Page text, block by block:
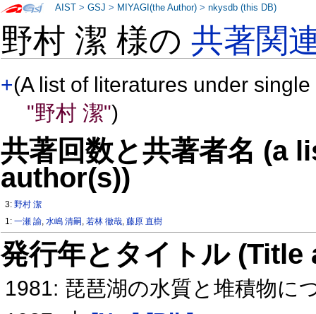
野村 潔 様の共著関
+(A list of literatures under
"野村 潔")
共著回数と共著者名 (a
author(s))
3:野村 潔
1:一瀬 諭,水嶋 清嗣 ,若林 徹哉,藤原 直樹
発行年とタイトル
1981: 琵琶湖の水質と堆積物に
AIST >GSJ > MIYAGI(the Author) >nkysdb (this DB)